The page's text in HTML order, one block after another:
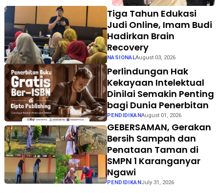
LKP EXOTIC di Solo Square
Tiga Tahun Edukasi
Judi Online, Imam Budi
Hadirkan Brain
Recovery
NASIONALAugust 03, 2026
Perlindungan Hak
Kekayaan Intelektual
Dinilai Semakin Penting
bagi Dunia Penerbitan
PENDIDIKANAugust 01, 2026
GEBERSAMAN, Gerakan
Bersih Sampah dan
Penataan Taman di
SMPN 1 Karanganyar
Ngawi
PENDIDIKAN July 31, 2026